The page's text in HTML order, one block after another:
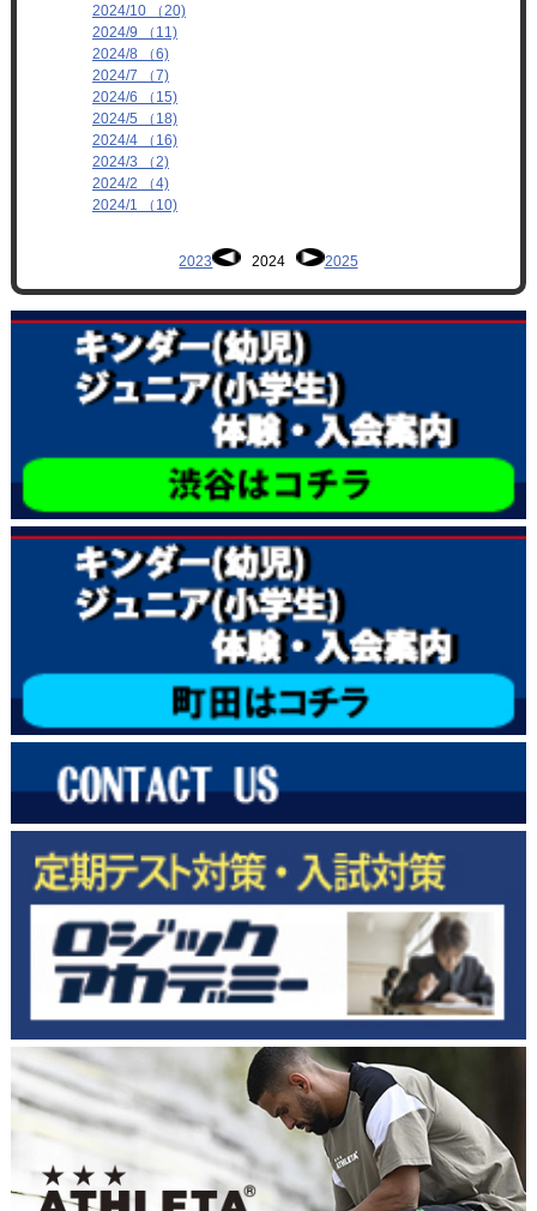
2024/10 （20)
2024/9 （11)
2024/8 （6)
2024/7 （7)
2024/6 （15)
2024/5 （18)
2024/4 （16)
2024/3 （2)
2024/2 （4)
2024/1 （10)
2023 2024 2025